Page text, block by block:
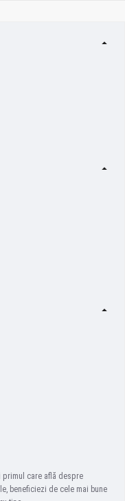
primul care află despre
beneficiezi de cele mai bune